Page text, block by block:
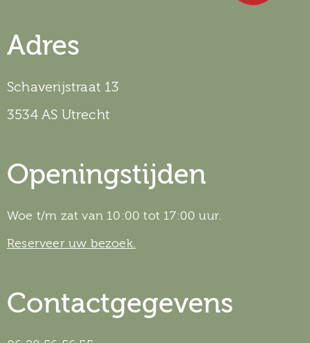
Adres
Schaverijstraat 13
3534 AS Utrecht
Openingstijden
Woe t/m zat van 10:00 tot 17:00 uur.
Reserveer uw bezoek.
Contactgegevens